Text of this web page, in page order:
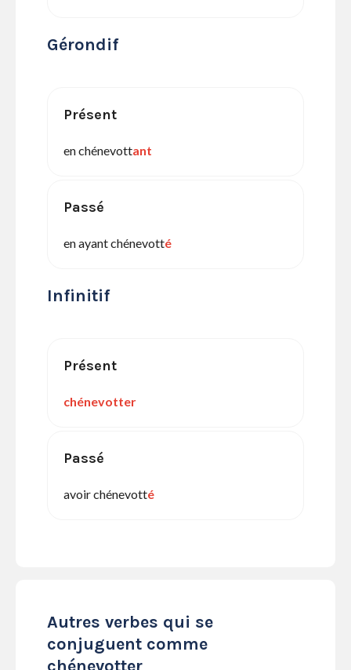
Gérondif
Présent
en chénevottant
Passé
en ayant chénevotté
Infinitif
Présent
chénevotter
Passé
avoir chénevotté
Autres verbes qui se
conjuguent comme